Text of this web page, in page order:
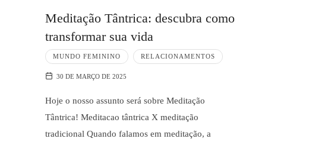
Meditação Tântrica: descubra como
transformar sua vida
MUNDO FEMININO RELACIONAMENTOS
30 DE MARÇO DE 2025
Hoje o nosso assunto será sobre Meditação
Tântrica! Meditacao tântrica X meditação
tradicional Quando falamos em meditação, a